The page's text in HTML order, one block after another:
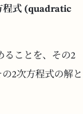
程式 (quadratic
ることを、その2
2次方程式の解と